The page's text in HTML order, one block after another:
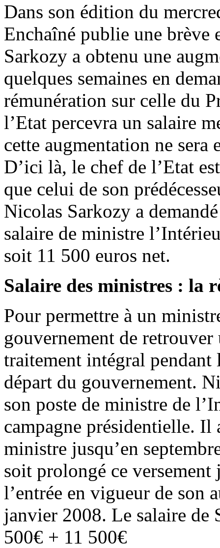
Dans son édition du
Enchaîné publie une
Sarkozy a obtenu une
quelques semaines en
rémunération sur celle du
l’Etat percevra un salaire
cette augmentation ne
D’ici là, le chef de l’Etat
que celui de son
Nicolas Sarkozy a
salaire de ministre
soit 11 500 euros net.
Salaire des ministres : la
Pour permettre à un
gouvernement de
traitement intégral
départ du gouvernement.
son poste de ministre de
campagne présidentielle. Il
ministre jusqu’en
soit prolongé ce versement
l’entrée en vigueur de son
janvier 2008. Le salaire de
500€ + 11 500€